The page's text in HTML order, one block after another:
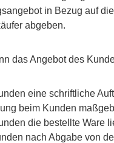
in Bezug auf
abgeben.
das Angebot des
eine schriftliche
beim Kunden
die bestellte Ware
nach Abgabe von